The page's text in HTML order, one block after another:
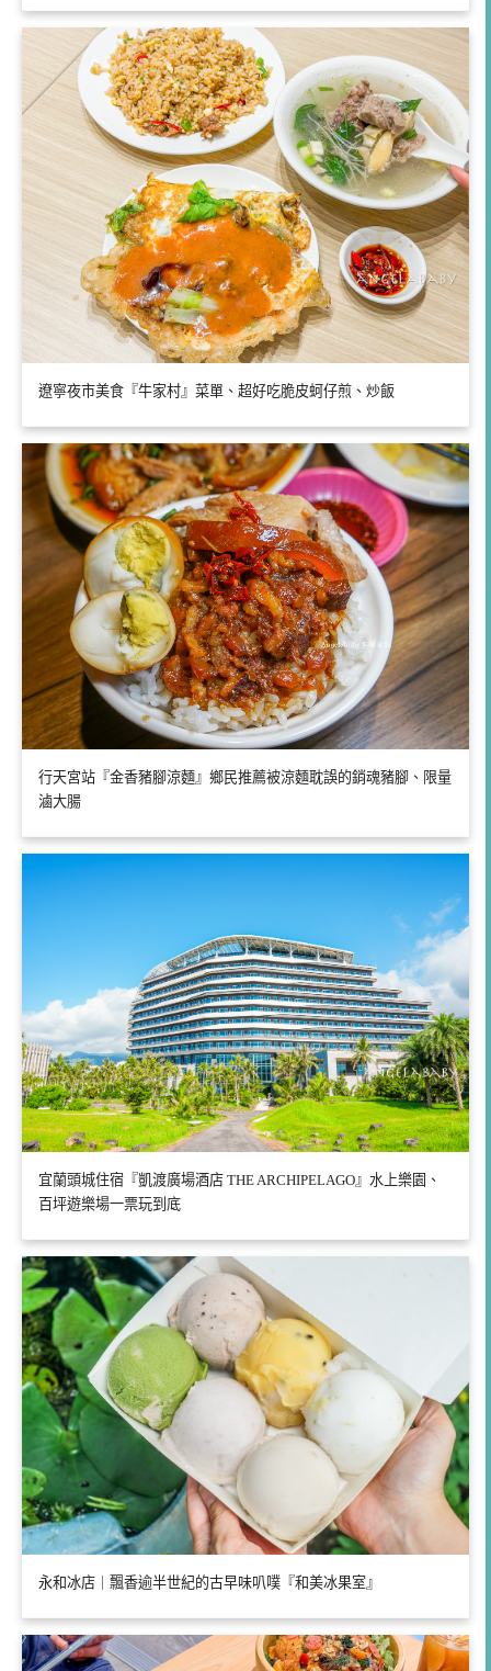
遼寧夜市美食『牛家村』菜單、超好吃脆皮蚵仔煎、炒飯
行天宮站『金香豬腳涼麵』鄉民推薦被涼麵耽誤的銷魂豬腳、限量
滷大腸
宜蘭頭城住宿『凱渡廣場酒店 THE ARCHIPELAGO』水上樂園、
百坪遊樂場一票玩到底
永和冰店｜飄香逾半世紀的古早味叭噗『和美冰果室』